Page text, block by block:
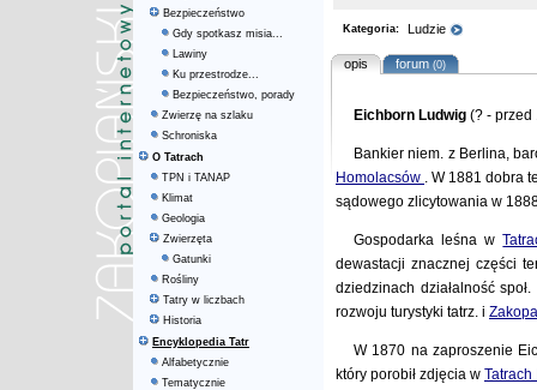
Bezpieczeństwo
Gdy spotkasz misia...
Lawiny
Ku przestrodze...
Bezpieczeństwo, porady
Zwierzę na szlaku
Schroniska
O Tatrach
TPN i TANAP
Klimat
Geologia
Zwierzęta
Gatunki
Rośliny
Tatry w liczbach
Historia
Encyklopedia Tatr
Alfabetycznie
Tematycznie
Kategoria: Ludzie
opis forum(0)
Eichborn Ludwig (? - przed
Bankier niem. z Berlina,
Homolacsów . W 1881 dobra
sądowego zlicytowania w
Gospodarka leśna w
dewastacji znacznej części
dziedzinach działalność
rozwoju turystyki tatrz. i
W 1870 na zaproszenie
który porobił zdjęcia w